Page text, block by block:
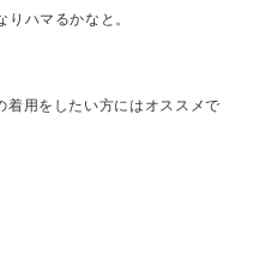
ハマるかなと。
用をしたい方にはオススメで